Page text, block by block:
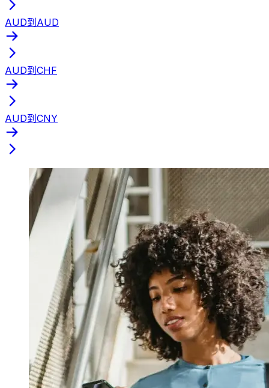
AUD到AUD
AUD到CHF
AUD到CNY